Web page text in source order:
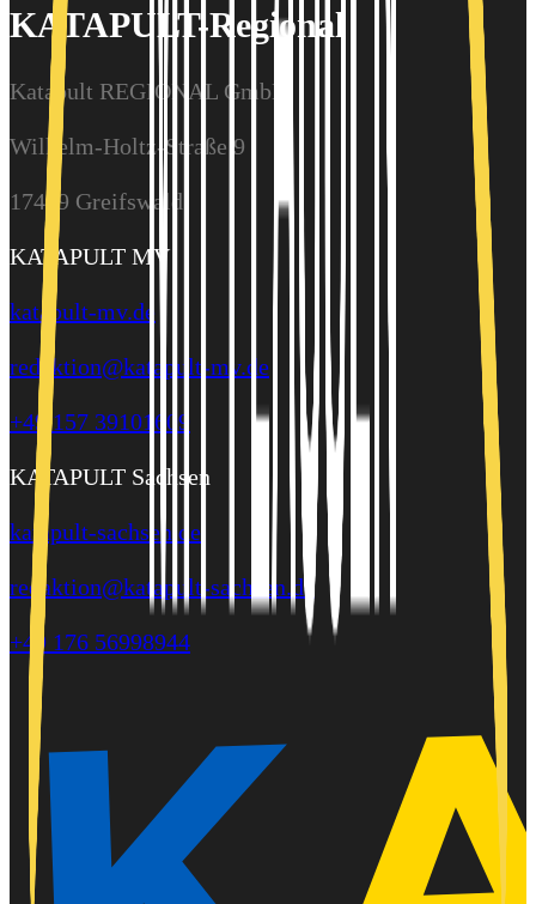
KATAPULT-Regional
Katapult REGIONAL GmbH
Wilhelm-Holtz-Straße 9
17489 Greifswald
KATAPULT MV
katapult-mv.de
redaktion@katapult-mv.de
+49 157 39101609
KATAPULT Sachsen
katapult-sachsen.de
redaktion@katapult-sachsen.de
+49 176 56998944